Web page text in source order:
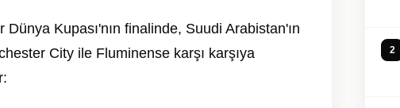
Kupası'nın finalinde, Suudi Arabistan'ın
City ile Fluminense karşı karşıya
2